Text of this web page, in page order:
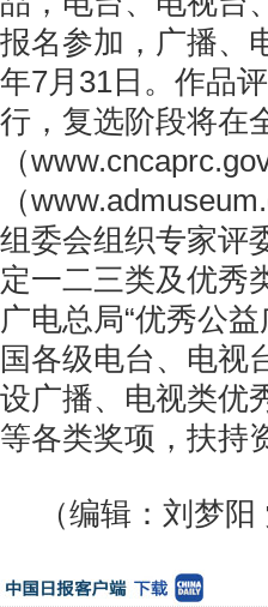
报名参加，广播、
年7月31日。作品
行，复选阶段将在
（
（
组委会组织专家评
定一二三类及优秀
广电总局“优秀公
国各级电台、电视
设广播、电视类优
等各类奖项，扶持
（编辑：刘梦阳